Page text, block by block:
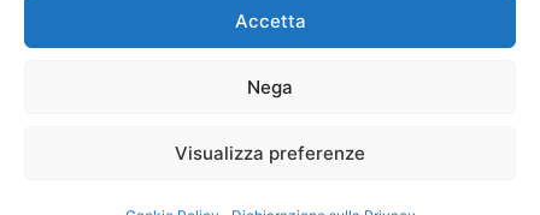
Accetta
Nega
Visualizza preferenze
P.IVA: 06334930820
Mercurio Comunicazione Società Cooperativa a r.l. è
iscritta al Registro degli Operatori di Comunicazione al
Sito gestito daLa Digitale srl–info@ladigitale.it